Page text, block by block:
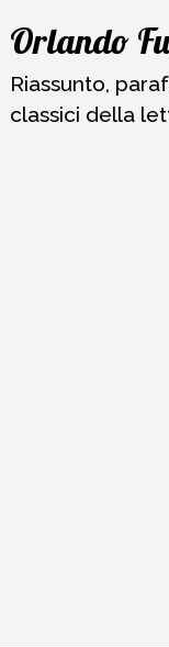
Vai
contenuto
Orlando
Riassunto,
classici della